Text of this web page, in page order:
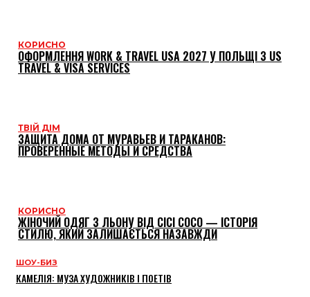
КОРИСНО
ОФОРМЛЕННЯ WORK & TRAVEL USA 2027 У ПОЛЬЩІ З US
TRAVEL & VISA SERVICES
ТВІЙ ДІМ
ЗАЩИТА ДОМА ОТ МУРАВЬЕВ И ТАРАКАНОВ:
ПРОВЕРЕННЫЕ МЕТОДЫ И СРЕДСТВА
КОРИСНО
ЖІНОЧИЙ ОДЯГ З ЛЬОНУ ВІД CICI COCO — ІСТОРІЯ
СТИЛЮ, ЯКИЙ ЗАЛИШАЄТЬСЯ НАЗАВЖДИ
ШОУ-БИЗ
КАМЕЛІЯ: МУЗА ХУДОЖНИКІВ І ПОЕТІВ